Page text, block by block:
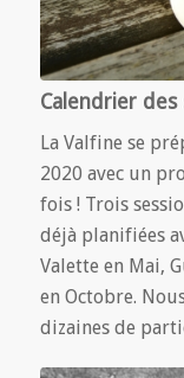
Calendrier des
La Valfine se
2020 avec un
fois ! Trois
déjà planifiées
Valette en Mai,
en Octobre.
dizaines de